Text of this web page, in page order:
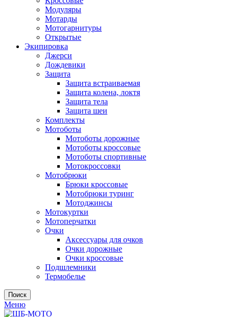
Модуляры
Мотарды
Мотогарнитуры
Открытые
Экипировка
Джерси
Дождевики
Защита
Защита встраиваемая
Защита колена, локтя
Защита тела
Защита шеи
Комплекты
Мотоботы
Мотоботы дорожные
Мотоботы кроссовые
Мотоботы спортивные
Мотокроссовки
Мотобрюки
Брюки кроссовые
Мотобрюки туринг
Мотоджинсы
Мотокуртки
Мотоперчатки
Очки
Аксессуары для очков
Очки дорожные
Очки кроссовые
Подшлемники
Термобелье
Поиск
Меню